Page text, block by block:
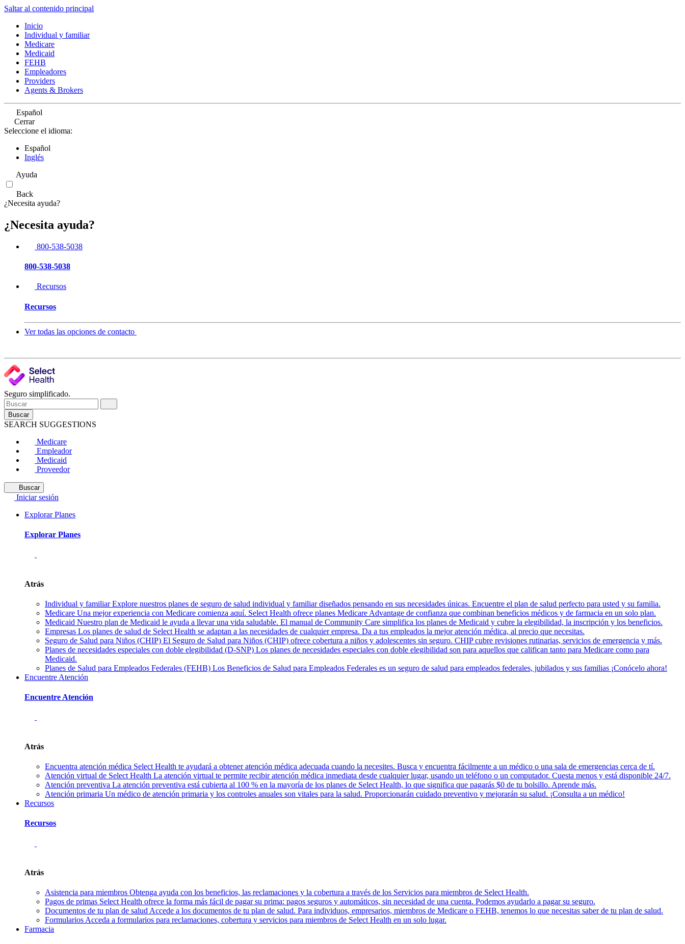
Saltar al contenido principal
Inicio
Individual y familiar
Medicare
Medicaid
FEHB
Empleadores
Providers
Agents & Brokers
Español
Cerrar
Seleccione el idioma:
Español
Inglés
Ayuda
Back
¿Necesita ayuda?
¿Necesita ayuda?
800-538-5038
800-538-5038
Recursos
Recursos
Ver todas las opciones de contacto
Seguro simplificado.
Buscar
SEARCH SUGGESTIONS
Medicare
Empleador
Medicaid
Proveedor
Buscar
Iniciar sesión
Explorar Planes
Explorar Planes
Atrás
Individual y familiar Explore nuestros planes de seguro de salud individual y familiar diseñados pensando en sus necesidades únicas. Encuentre el plan de salud perfecto para usted y su familia.
Medicare Una mejor experiencia con Medicare comienza aquí. Select Health ofrece planes Medicare Advantage de confianza que combinan beneficios médicos y de farmacia en un solo plan.
Medicaid Nuestro plan de Medicaid le ayuda a llevar una vida saludable. El manual de Community Care simplifica los planes de Medicaid y cubre la elegibilidad, la inscripción y los beneficios.
Empresas Los planes de salud de Select Health se adaptan a las necesidades de cualquier empresa. Da a tus empleados la mejor atención médica, al precio que necesitas.
Seguro de Salud para Niños (CHIP) El Seguro de Salud para Niños (CHIP) ofrece cobertura a niños y adolescentes sin seguro. CHIP cubre revisiones rutinarias, servicios de emergencia y más.
Planes de necesidades especiales con doble elegibilidad (D-SNP) Los planes de necesidades especiales con doble elegibilidad son para aquellos que califican tanto para Medicare como para
Medicaid.
Planes de Salud para Empleados Federales (FEHB) Los Beneficios de Salud para Empleados Federales es un seguro de salud para empleados federales, jubilados y sus familias ¡Conócelo ahora!
Encuentre Atención
Encuentre Atención
Atrás
Encuentra atención médica Select Health te ayudará a obtener atención médica adecuada cuando la necesites. Busca y encuentra fácilmente a un médico o una sala de emergencias cerca de tí.
Atención virtual de Select Health La atención virtual te permite recibir atención médica inmediata desde cualquier lugar, usando un teléfono o un computador. Cuesta menos y está disponible 24/7.
Atención preventiva La atención preventiva está cubierta al 100 % en la mayoría de los planes de Select Health, lo que significa que pagarás $0 de tu bolsillo. Aprende más.
Atención primaria Un médico de atención primaria y los controles anuales son vitales para la salud. Proporcionarán cuidado preventivo y mejorarán su salud. ¡Consulta a un médico!
Recursos
Recursos
Atrás
Asistencia para miembros Obtenga ayuda con los beneficios, las reclamaciones y la cobertura a través de los Servicios para miembros de Select Health.
Pagos de primas Select Health ofrece la forma más fácil de pagar su prima: pagos seguros y automáticos, sin necesidad de una cuenta. Podemos ayudarlo a pagar su seguro.
Documentos de tu plan de salud Accede a los documentos de tu plan de salud. Para individuos, empresarios, miembros de Medicare o FEHB, tenemos lo que necesitas saber de tu plan de salud.
Formularios Acceda a formularios para reclamaciones, cobertura y servicios para miembros de Select Health en un solo lugar.
Farmacia